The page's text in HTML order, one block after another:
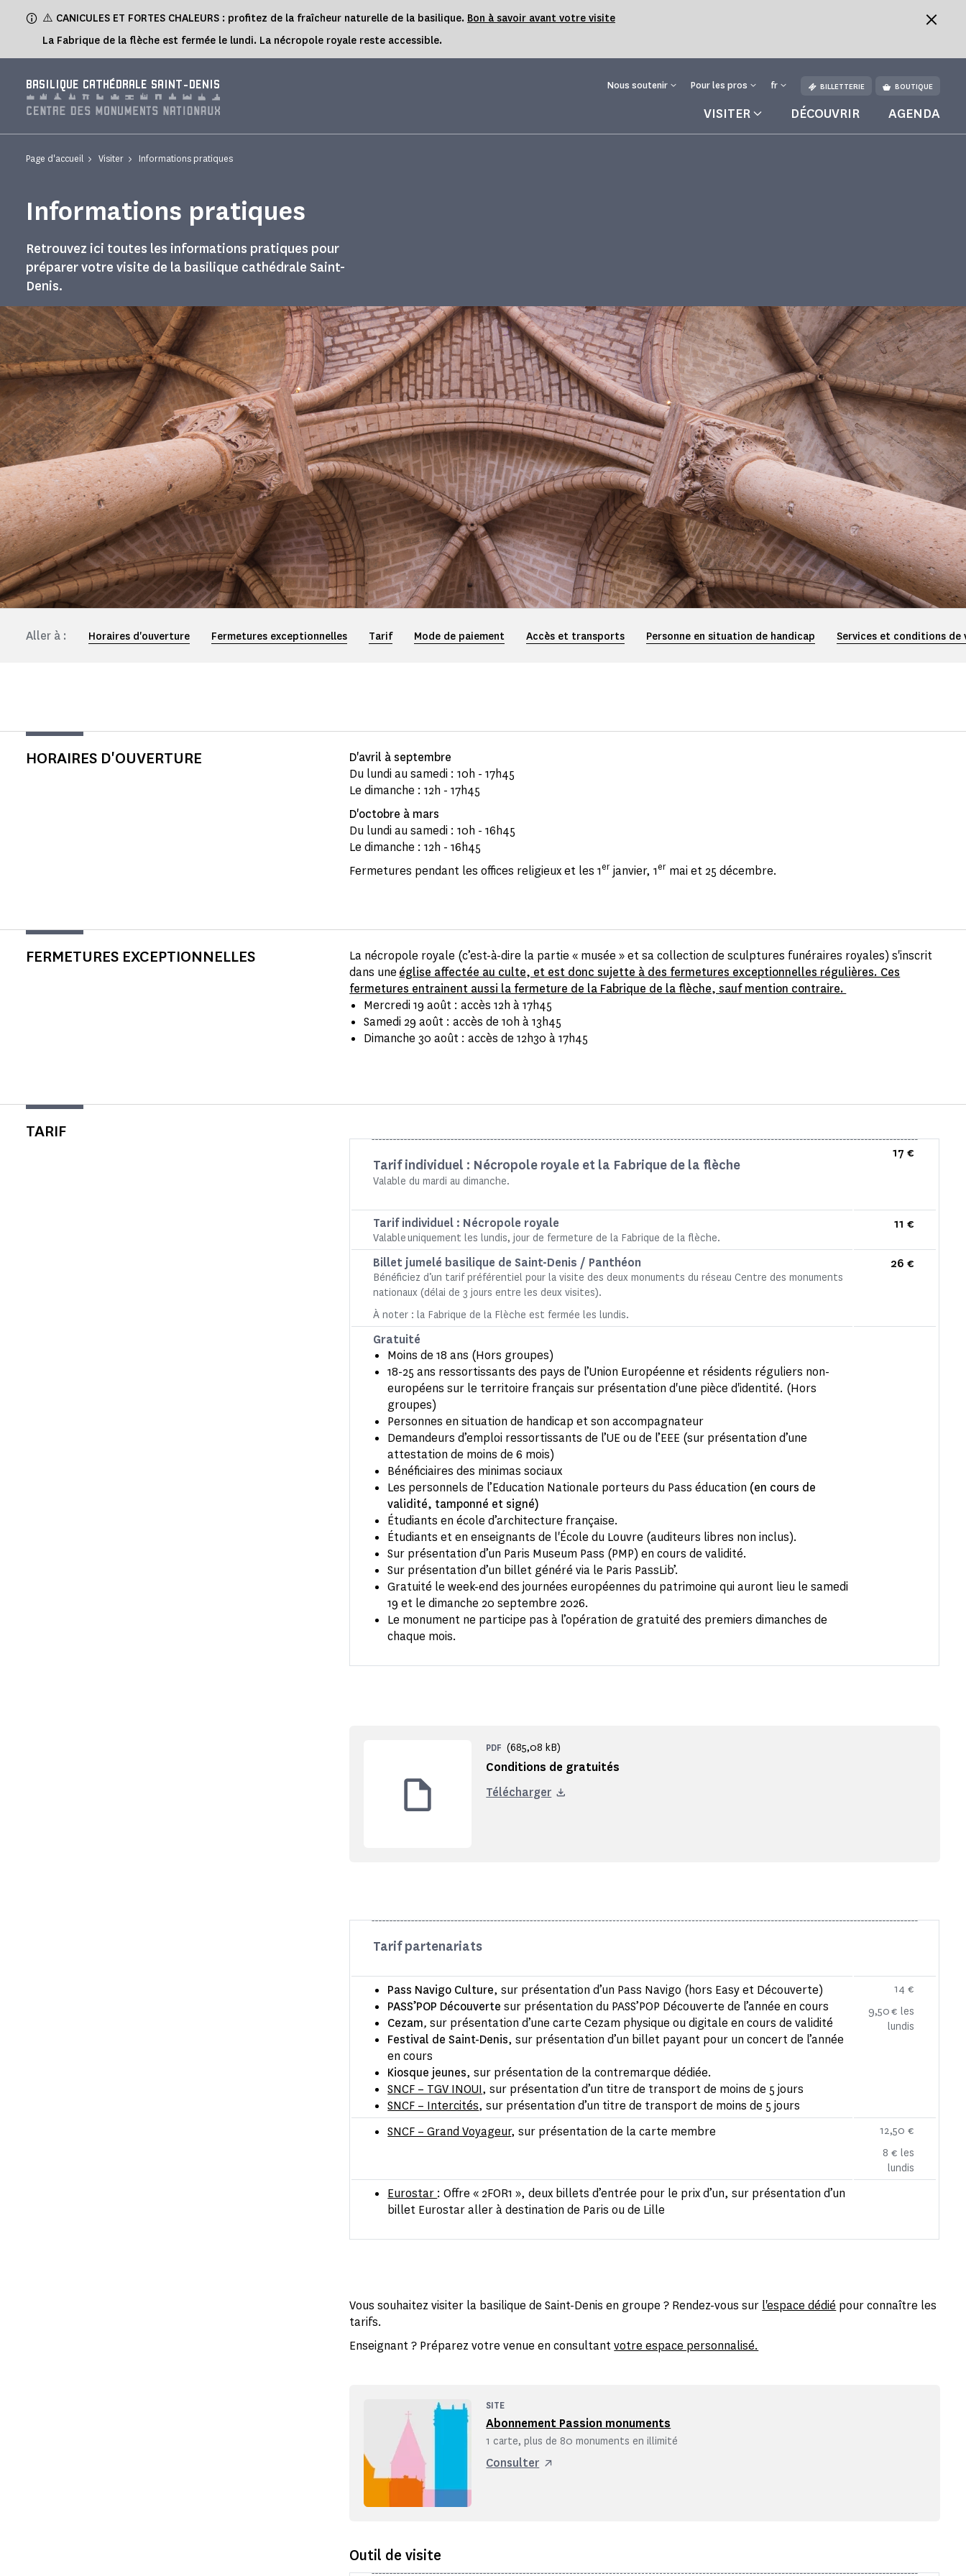
⚠️ CANICULES ET FORTES CHALEURS : profitez de la fraîcheur naturelle de la basilique. Bon à savoir avant votre visite
La Fabrique de la flèche est fermée le lundi. La nécropole royale reste accessible.
BASILIQUE CATHÉDRALE SAINT-DENIS Nous soutenir Pour les pros fr BILLETTERIE BOUTIQUE
VISITER DÉCOUVRIR AGENDA
Page d'accueil Visiter Informations pratiques
Informations pratiques
Retrouvez ici toutes les informations pratiques pour
préparer votre visite de la basilique cathédrale Saint-
Denis.
Aller à : Horaires d'ouverture Fermetures exceptionnelles Tarif Mode de paiement Accès et transports Personne en situation de handicap Services et conditions de
HORAIRES D'OUVERTURE
D'avril à septembre
Du lundi au samedi : 10h - 17h45
Le dimanche : 12h - 17h45
D'octobre à mars
Du lundi au samedi : 10h - 16h45
Le dimanche : 12h - 16h45
Fermetures pendant les offices religieux et les 1er janvier, 1er mai et 25 décembre.
FERMETURES EXCEPTIONNELLES
La nécropole royale (c’est-à-dire la partie « musée » et sa collection de sculptures funéraires royales) s'inscrit
dans une église affectée au culte, et est donc sujette à des fermetures exceptionnelles régulières. Ces
fermetures entrainent aussi la fermeture de la Fabrique de la flèche, sauf mention contraire.
Mercredi 19 août : accès 12h à 17h45
Samedi 29 août : accès de 10h à 13h45
Dimanche 30 août : accès de 12h30 à 17h45
TARIF
Tarif individuel : Nécropole royale et la Fabrique de la flèche
Valable du mardi au dimanche.
17 €
Tarif individuel : Nécropole royale
Valable uniquement les lundis, jour de fermeture de la Fabrique de la flèche.
11 €
Billet jumelé basilique de Saint-Denis / Panthéon
Bénéficiez d’un tarif préférentiel pour la visite des deux monuments du réseau Centre des monuments
nationaux (délai de 3 jours entre les deux visites).
À noter : la Fabrique de la Flèche est fermée les lundis.
26 €
Gratuité
Moins de 18 ans (Hors groupes)
18-25 ans ressortissants des pays de l’Union Européenne et résidents réguliers non-
européens sur le territoire français sur présentation d'une pièce d'identité. (Hors
groupes)
Personnes en situation de handicap et son accompagnateur
Demandeurs d’emploi ressortissants de l’UE ou de l’EEE (sur présentation d’une
attestation de moins de 6 mois)
Bénéficiaires des minimas sociaux
Les personnels de l’Education Nationale porteurs du Pass éducation (en cours de
validité, tamponné et signé)
Étudiants en école d’architecture française.
Étudiants et en enseignants de l'École du Louvre (auditeurs libres non inclus).
Sur présentation d’un Paris Museum Pass (PMP) en cours de validité.
Sur présentation d’un billet généré via le Paris PassLib’.
Gratuité le week-end des journées européennes du patrimoine qui auront lieu le samedi
19 et le dimanche 20 septembre 2026.
Le monument ne participe pas à l’opération de gratuité des premiers dimanches de
chaque mois.
Conditions de gratuités
PDF (685,08 kB)
Télécharger
Tarif partenariats
Pass Navigo Culture, sur présentation d’un Pass Navigo (hors Easy et Découverte)
PASS’POP Découvertesur présentation du PASS’POP Découverte de l’année en cours
Cezam,sur présentation d’une carte Cezam physique ou digitale en cours de validité
Festival de Saint-Denis, sur présentation d’un billet payant pour un concert de l’année
en cours
Kiosque jeunes, sur présentation de la contremarque dédiée.
SNCF – TGV INOUI, sur présentation d’un titre de transport de moins de 5 jours
SNCF – Intercités, sur présentation d’un titre de transport de moins de 5 jours
14 €
9,50 € les
lundis
SNCF – Grand Voyageur, sur présentation de la carte membre
12,50 €
8 € les
lundis
Eurostar : Offre « 2FOR1 », deux billets d’entrée pour le prix d’un, sur présentation d’un
billet Eurostar aller à destination de Paris ou de Lille
Vous souhaitez visiter la basilique de Saint-Denis en groupe ? Rendez-vous sur l'espace dédié pour connaître les
tarifs.
Enseignant ? Préparez votre venue en consultantvotre espace personnalisé.
Abonnement Passion monuments
SITE
1 carte, plus de 80 monuments en illimité
Consulter
Outil de visite